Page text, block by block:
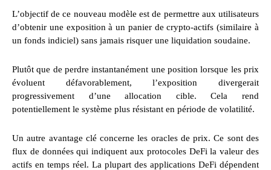
L’objectif de ce nouveau modèle est de permettre aux utilisateurs
d’obtenir une exposition à un panier de crypto-actifs (similaire à
un fonds indiciel) sans jamais risquer une liquidation soudaine.
Plutôt que de perdre instantanément une position lorsque les prix
évoluent défavorablement, l’exposition divergerait
progressivement d’une allocation cible. Cela rend
potentiellement le système plus résistant en période de volatilité.
Un autre avantage clé concerne les oracles de prix. Ce sont des
flux de données qui indiquent aux protocoles DeFi la valeur des
actifs en temps réel. La plupart des applications DeFi dépendent